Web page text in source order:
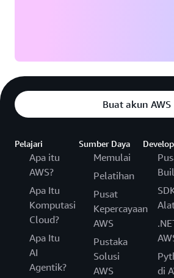
Buat akun AWS
Pelajari
Apa itu
AWS?
Apa Itu
Komputasi
Cloud?
Apa Itu
AI
Agentik?
Sumber Daya
Memulai
Pelatihan
Pusat
Kepercayaan
AWS
Pustaka
Solusi
AWS
di